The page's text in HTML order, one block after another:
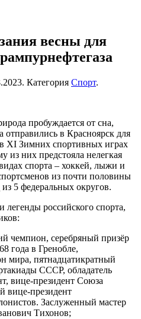
весны для
. Категория Спорт.
пробуждается от сна,
отправились в Красноярск для
XI Зимних спортивных играх
них предстояла нелегкая
спорта – хоккей, лыжи и
из почти половины
5 федеральных округов.
российского спорта,
чемпион, серебряный призёр
года в Гренобле,
мира, пятнадцатикратный
СССР, обладатель
вице-президент Союза
вице-президент
Заслуженный мастер
Тихонов;